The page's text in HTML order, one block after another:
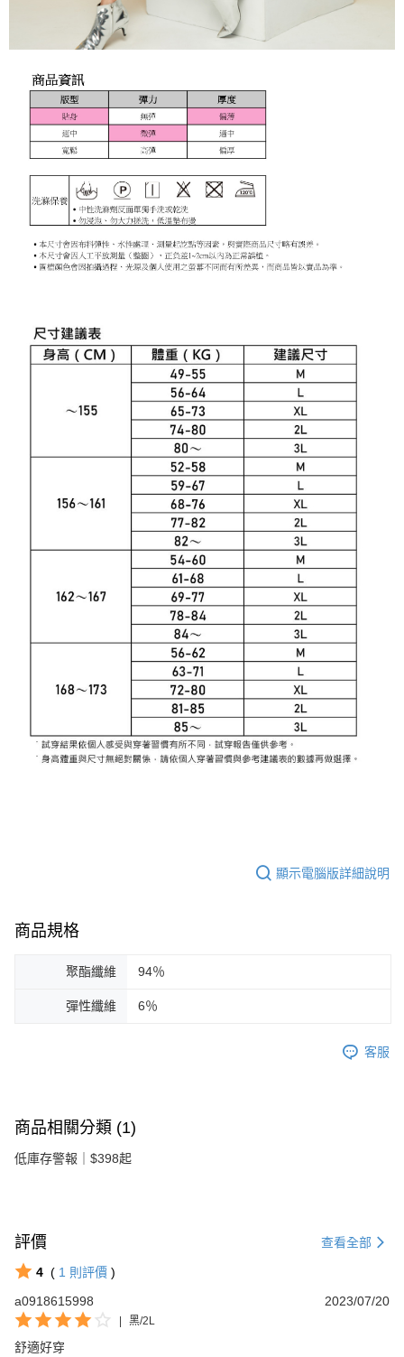
顯示電腦版詳細說明
商品規格
聚酯纖維 94％
彈性纖維 6％
客服
商品相關分類 (1)
低庫存警報｜$398起
評價 查看全部
4 ( 1 則評價 )
a0918615998
2023/07/20
黑/2L
舒適好穿